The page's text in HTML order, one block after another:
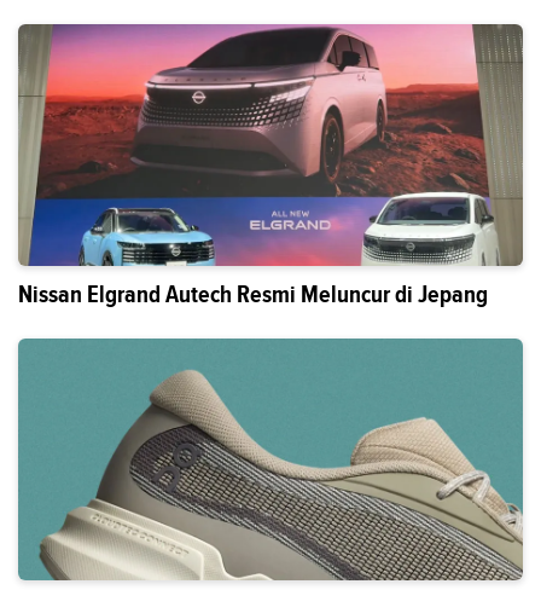
Nissan Elgrand Autech Resmi Meluncur di Jepang